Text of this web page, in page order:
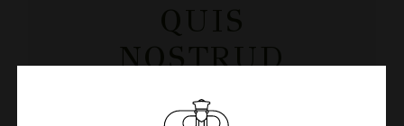
QUIS
NOSTRUD
ULLAMCO